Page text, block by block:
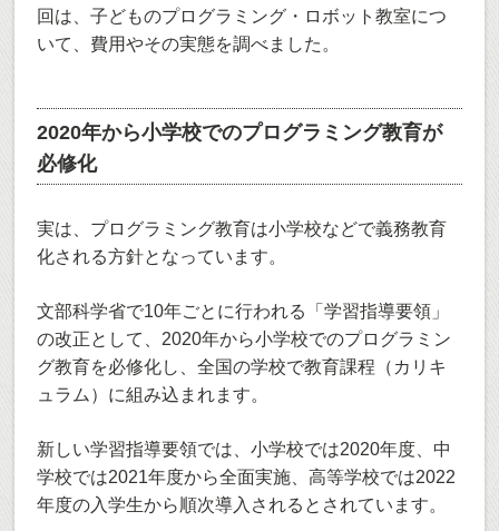
回は、子どものプログラミング・ロボット教室につ
いて、費用やその実態を調べました。
2020年から小学校でのプログラミング教育が
必修化
実は、プログラミング教育は小学校などで義務教育
化される方針となっています。
文部科学省で10年ごとに行われる「学習指導要領」
の改正として、2020年から小学校でのプログラミン
グ教育を必修化し、全国の学校で教育課程（カリキ
ュラム）に組み込まれます。
新しい学習指導要領では、小学校では2020年度、中
学校では2021年度から全面実施、高等学校では2022
年度の入学生から順次導入されるとされています。